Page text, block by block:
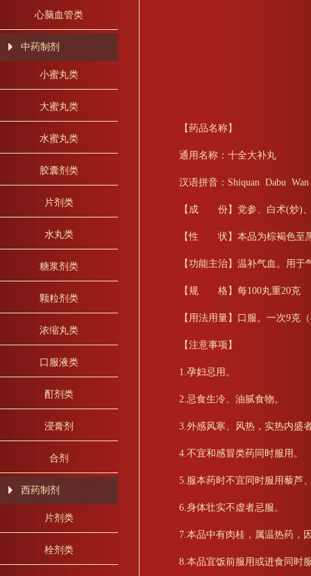
心脑血管类
中药制剂
小蜜丸类
大蜜丸类
水蜜丸类
胶囊剂类
片剂类
水丸类
糖浆剂类
颗粒剂类
浓缩丸类
口服液类
酊剂类
浸膏剂
合剂
西药制剂
片剂类
栓剂类
【药品名称】
通用名称：十全大补丸
汉语拼音：Shiquan Dabu Wan
【成 份】党参、白术(炒)、
【性 状】本品为棕褐色至
【功能主治】温补气血。用
【规 格】每100丸重20克
【用法用量】口服。一次9克
【注意事项】
1.孕妇忌用。
2.忌食生冷、油腻食物。
3.外感风寒、风热，实热内盛
4.不宜和感冒类药同时服用。
5.服本药时不宜同时服用藜芦
6.身体壮实不虚者忌服。
7.本品中有肉桂，属温热药，
8.本品宜饭前服用或进食同时